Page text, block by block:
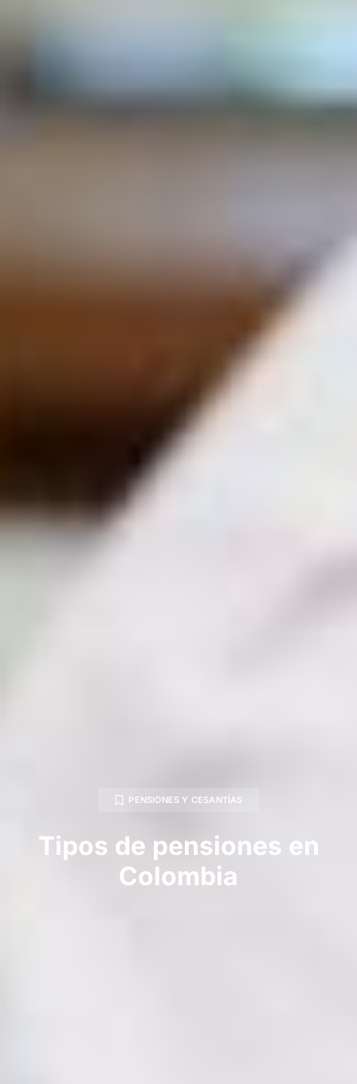
PENSIONES Y CESANTÍAS
Tipos de pensiones en
Colombia